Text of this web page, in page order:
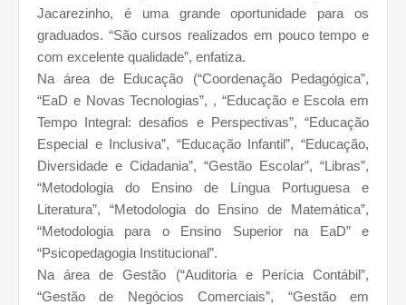
Jacarezinho, é uma grande oportunidade para os
graduados. “São cursos realizados em pouco tempo e
com excelente qualidade”, enfatiza.
Na área de Educação (“Coordenação Pedagógica”,
“EaD e Novas Tecnologias”, , “Educação e Escola em
Tempo Integral: desafios e Perspectivas”, “Educação
Especial e Inclusiva”, “Educação Infantil”, “Educação,
Diversidade e Cidadania”, “Gestão Escolar”, “Libras”,
“Metodologia do Ensino de Língua Portuguesa e
Literatura”, “Metodologia do Ensino de Matemática”,
“Metodologia para o Ensino Superior na EaD” e
“Psicopedagogia Institucional”.
Na área de Gestão (“Auditoria e Perícia Contábil”,
“Gestão de Negócios Comerciais”, “Gestão em